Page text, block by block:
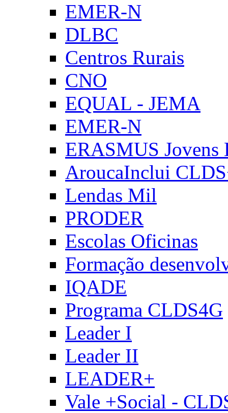
EMER-N
DLBC
Centros Rurais
CNO
EQUAL - JEMA
EMER-N
ERASMUS Jovens
AroucaInclui
Lendas Mil
PRODER
Escolas Oficinas
Formação
IQADE
Programa CLDS4G
Leader I
Leader II
LEADER+
Vale +Social -